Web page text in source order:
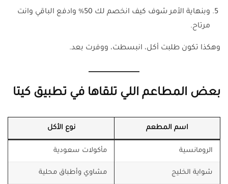
وبنهاية الأمر شوف كيف انخصم لك 50% وادفع الباقي وانت
مرتاح.
وهكذا تكون طلبت أكل، انبسطت، ووفرت بعد.
بعض المطاعم اللي تلقاها في تطبيق كيتا
اسم المطعم نوع الأكل
الرومانسية مأكولات سعودية
شواية الخليج مشاوي وأطباق محلية